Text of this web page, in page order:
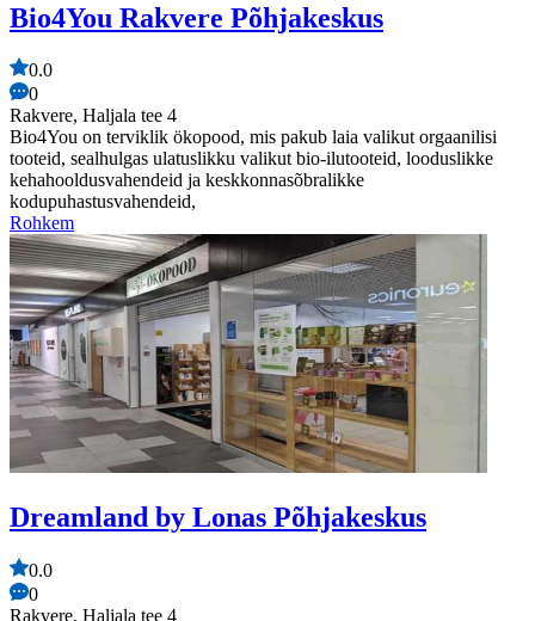
Bio4You Rakvere Põhjakeskus
0.0
0
Rakvere, Haljala tee 4
Bio4You on terviklik ökopood, mis pakub laia valikut orgaanilisi
tooteid, sealhulgas ulatuslikku valikut bio-ilutooteid, looduslikke
kehahooldusvahendeid ja keskkonnasõbralikke
kodupuhastusvahendeid,
Rohkem
Dreamland by Lonas Põhjakeskus
0.0
0
Rakvere, Haljala tee 4